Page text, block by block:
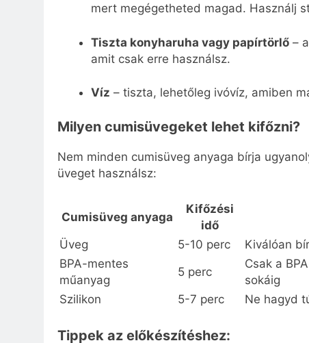
mert megégetheted magad. Használj
Tiszta konyharuha vagy papírtörlő–
amit csak erre használsz.
Víz – tiszta, lehetőleg ivóvíz, amiben
Milyen cumisüvegeket lehet kifőzni?
Nem minden cumisüveg anyaga bírja
üveget használsz:
Cumisüveg anyaga
Kifőzési
idő
Üveg
5-10 perc
Kiválóan
BPA-mentes
műanyag
5 perc
Csak a
sokáig
Szilikon
5-7 perc Ne hagyd
Tippek az előkészítéshez: